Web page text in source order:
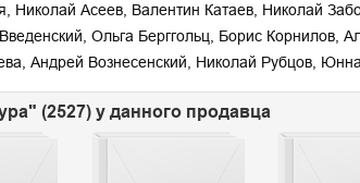
Асеев, Валентин Катаев, Николай
Ольга Берггольц, Борис Корнилов,
Андрей Вознесенский, Николай Рубцов,
(2527) у данного продавца